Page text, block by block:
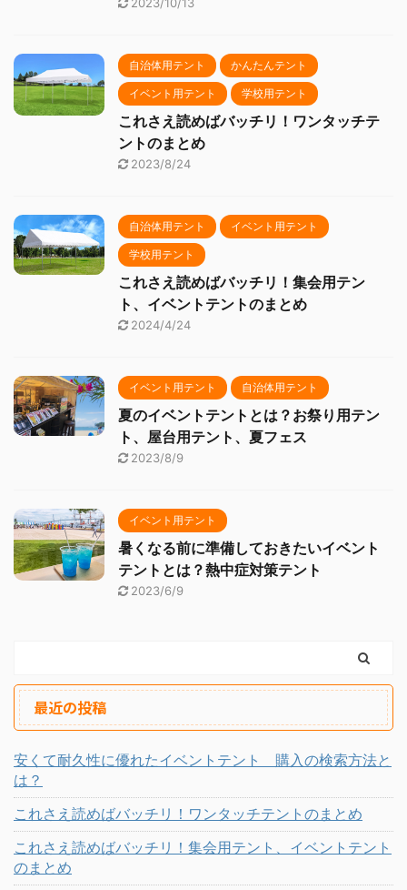
自治体用テント かんたんテント
イベント用テント 学校用テント
これさえ読めばバッチリ！ワンタッチテ
ントのまとめ
2023/8/24
自治体用テント イベント用テント
学校用テント
これさえ読めばバッチリ！集会用テン
ト、イベントテントのまとめ
2024/4/24
イベント用テント 自治体用テント
夏のイベントテントとは？お祭り用テン
ト、屋台用テント、夏フェス
2023/8/9
イベント用テント
暑くなる前に準備しておきたいイベント
テントとは？熱中症対策テント
2023/6/9
最近の投稿
安くて耐久性に優れたイベントテント 購入の検索方法と
は？
これさえ読めばバッチリ！ワンタッチテントのまとめ
これさえ読めばバッチリ！集会用テント、イベントテント
のまとめ